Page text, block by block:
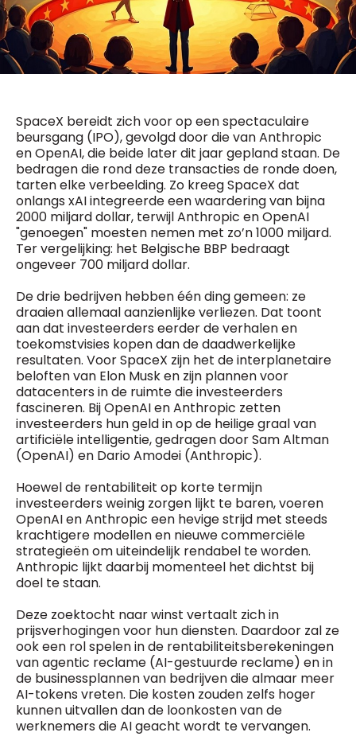
SpaceX bereidt zich voor op een spectaculaire
beursgang (IPO), gevolgd door die van Anthropic
en OpenAI, die beide later dit jaar gepland staan. De
bedragen die rond deze transacties de ronde doen,
tarten elke verbeelding. Zo kreeg SpaceX dat
onlangs xAI integreerde een waardering van bijna
2000 miljard dollar, terwijl Anthropic en OpenAI
"genoegen" moesten nemen met zo’n 1000 miljard.
Ter vergelijking: het Belgische BBP bedraagt
ongeveer 700 miljard dollar.
De drie bedrijven hebben één ding gemeen: ze
draaien allemaal aanzienlijke verliezen. Dat toont
aan dat investeerders eerder de verhalen en
toekomstvisies kopen dan de daadwerkelijke
resultaten. Voor SpaceX zijn het de interplanetaire
beloften van Elon Musk en zijn plannen voor
datacenters in de ruimte die investeerders
fascineren. Bij OpenAI en Anthropic zetten
investeerders hun geld in op de heilige graal van
artificiële intelligentie, gedragen door Sam Altman
(OpenAI) en Dario Amodei (Anthropic).
Hoewel de rentabiliteit op korte termijn
investeerders weinig zorgen lijkt te baren, voeren
OpenAI en Anthropic een hevige strijd met steeds
krachtigere modellen en nieuwe commerciële
strategieën om uiteindelijk rendabel te worden.
Anthropic lijkt daarbij momenteel het dichtst bij
doel te staan.
Deze zoektocht naar winst vertaalt zich in
prijsverhogingen voor hun diensten. Daardoor zal ze
ook een rol spelen in de rentabiliteitsberekeningen
van agentic reclame (AI-gestuurde reclame) en in
de businessplannen van bedrijven die almaar meer
AI-tokens vreten. Die kosten zouden zelfs hoger
kunnen uitvallen dan de loonkosten van de
werknemers die AI geacht wordt te vervangen.
Fred Bouchar
0498 88 64 89
f.bouchar@mm.be
0475 97 12 57
g.byl@mm.be
Chief Editor
Damien Lemaire
0477 37 31 65
d.lemaire@mm.be
BEVESTIGEN
5 x week
MM e - News
1 x week
MM Brunch
1 x week
MM Tech
10 x year
MM Best of
Research
10 x year
MM Blue
4 x year
MM Magazine
(digital)